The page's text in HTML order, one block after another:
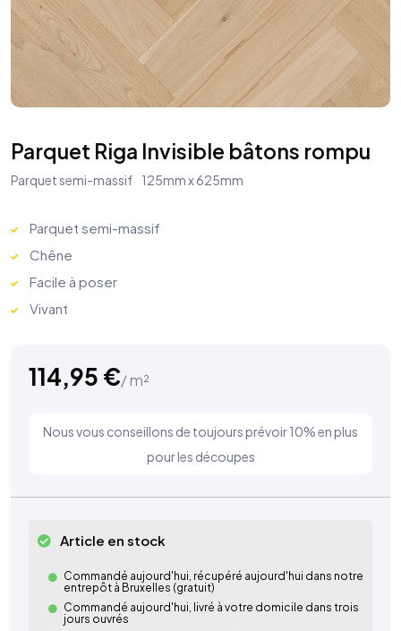
Parquet Riga Invisible bâtons rompu
125mm x 625mm
Parquet semi-massif
Parquet semi-massif
Chêne
Facile à poser
Vivant
114,95 €/ m²
Nous vous conseillons de toujours prévoir 10% en plus
pour les découpes
Article en stock
Commandé aujourd'hui, récupéré aujourd'hui dans notre
entrepôt à Bruxelles (gratuit)
Commandé aujourd'hui, livré à votre domicile dans trois
jours ouvrés